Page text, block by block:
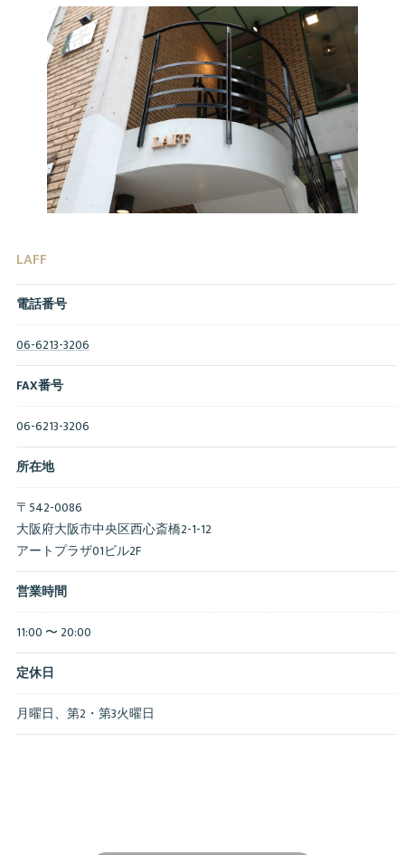
LAFF
電話番号
06-6213-3206
FAX番号
06-6213-3206
所在地
〒542-0086
大阪府大阪市中央区西心斎橋2-1-12
アートプラザ01ビル2F
営業時間
11:00 〜 20:00
定休日
月曜日、第2・第3火曜日